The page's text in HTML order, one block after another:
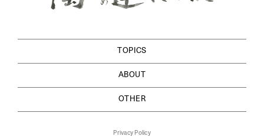
TOPICS
ABOUT
OTHER
Privacy Policy